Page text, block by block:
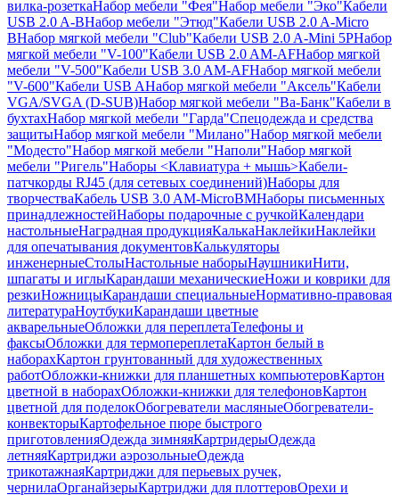
вилка-розеткаНабор мебели "Фея"Набор мебели "Эко"Кабели
USB 2.0 A-BНабор мебели "Этюд"Кабели USB 2.0 A-Micro
BНабор мягкой мебели "Club"Кабели USB 2.0 A-Mini 5PНабор
мягкой мебели "V-100"Кабели USB 2.0 AM-AFНабор мягкой
мебели "V-500"Кабели USB 3.0 AM-AFНабор мягкой мебели
"V-600"Кабели USB AНабор мягкой мебели "Аксель"Кабели
VGA/SVGA (D-SUB)Набор мягкой мебели "Ва-Банк"Кабели в
бухтахНабор мягкой мебели "Гарда"Спецодежда и средства
защитыНабор мягкой мебели "Милано"Набор мягкой мебели
"Модесто"Набор мягкой мебели "Наполи"Набор мягкой
мебели "Ригель"Наборы <Клавиатура + мышь>Кабели-
патчкорды RJ45 (для сетевых соединений)Наборы для
творчестваКабель USB 3.0 AM-MicroBMНаборы письменных
принадлежностейНаборы подарочные с ручкойКалендари
настольныеНаградная продукцияКалькаНаклейкиНаклейки
для опечатывания документовКалькуляторы
инженерныеСтолыНастольные наборыНаушникиНити,
шпагаты и иглыКарандаши механическиеНожи и коврики для
резкиНожницыКарандаши специальныеНормативно-правовая
литератураНоутбукиКарандаши цветные
акварельныеОбложки для переплетаТелефоны и
факсыОбложки для термопереплетаКартон белый в
наборахКартон грунтованный для художественных
работОбложки-книжки для планшетных компьютеровКартон
цветной в наборахОбложки-книжки для телефоновКартон
цветной для поделокОбогреватели масляныеОбогреватели-
конвекторыКартофельное пюре быстрого
приготовленияОдежда зимняяКартридерыОдежда
летняяКартриджи аэрозольныеОдежда
трикотажнаяКартриджи для перьевых ручек,
чернилаОрганайзерыКартриджи для плоттеровОрехи и